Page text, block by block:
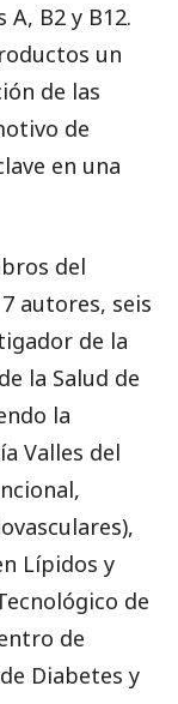
B2 y B12.
un
de las
de
en una
del
7 autores, seis
de la
la Salud de
la
Valles del
Lípidos y
de
de
Diabetes y